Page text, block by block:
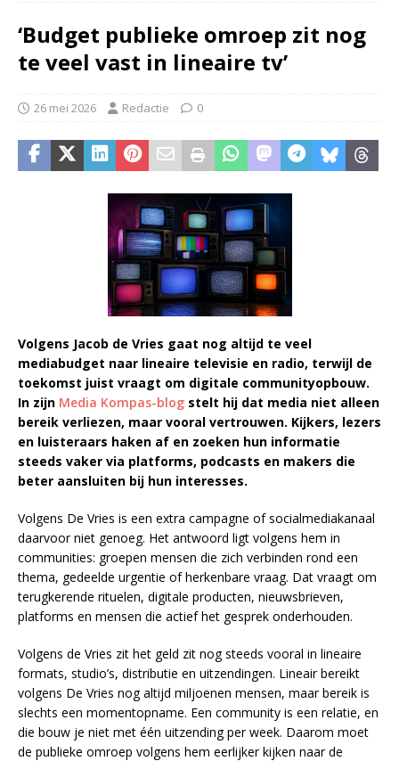
‘Budget publieke omroep zit nog
te veel vast in lineaire tv’
26 mei 2026 Redactie 0
Volgens Jacob de Vries gaat nog altijd te veel
mediabudget naar lineaire televisie en radio, terwijl de
toekomst juist vraagt om digitale communityopbouw.
In zijn Media Kompas-blog stelt hij dat media niet alleen
bereik verliezen, maar vooral vertrouwen. Kijkers, lezers
en luisteraars haken af en zoeken hun informatie
steeds vaker via platforms, podcasts en makers die
beter aansluiten bij hun interesses.
Volgens De Vries is een extra campagne of socialmediakanaal
daarvoor niet genoeg. Het antwoord ligt volgens hem in
communities: groepen mensen die zich verbinden rond een
thema, gedeelde urgentie of herkenbare vraag. Dat vraagt om
terugkerende rituelen, digitale producten, nieuwsbrieven,
platforms en mensen die actief het gesprek onderhouden.
Volgens de Vries zit het geld zit nog steeds vooral in lineaire
formats, studio’s, distributie en uitzendingen. Lineair bereikt
volgens De Vries nog altijd miljoenen mensen, maar bereik is
slechts een momentopname. Een community is een relatie, en
die bouw je niet met één uitzending per week. Daarom moet
de publieke omroep volgens hem eerlijker kijken naar de